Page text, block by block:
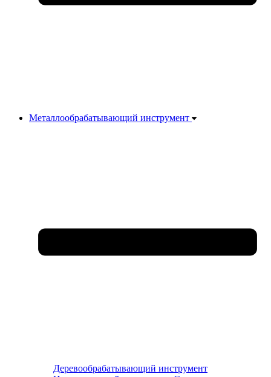
Металлообрабатывающий инструмент
Деревообрабатывающий инструмент